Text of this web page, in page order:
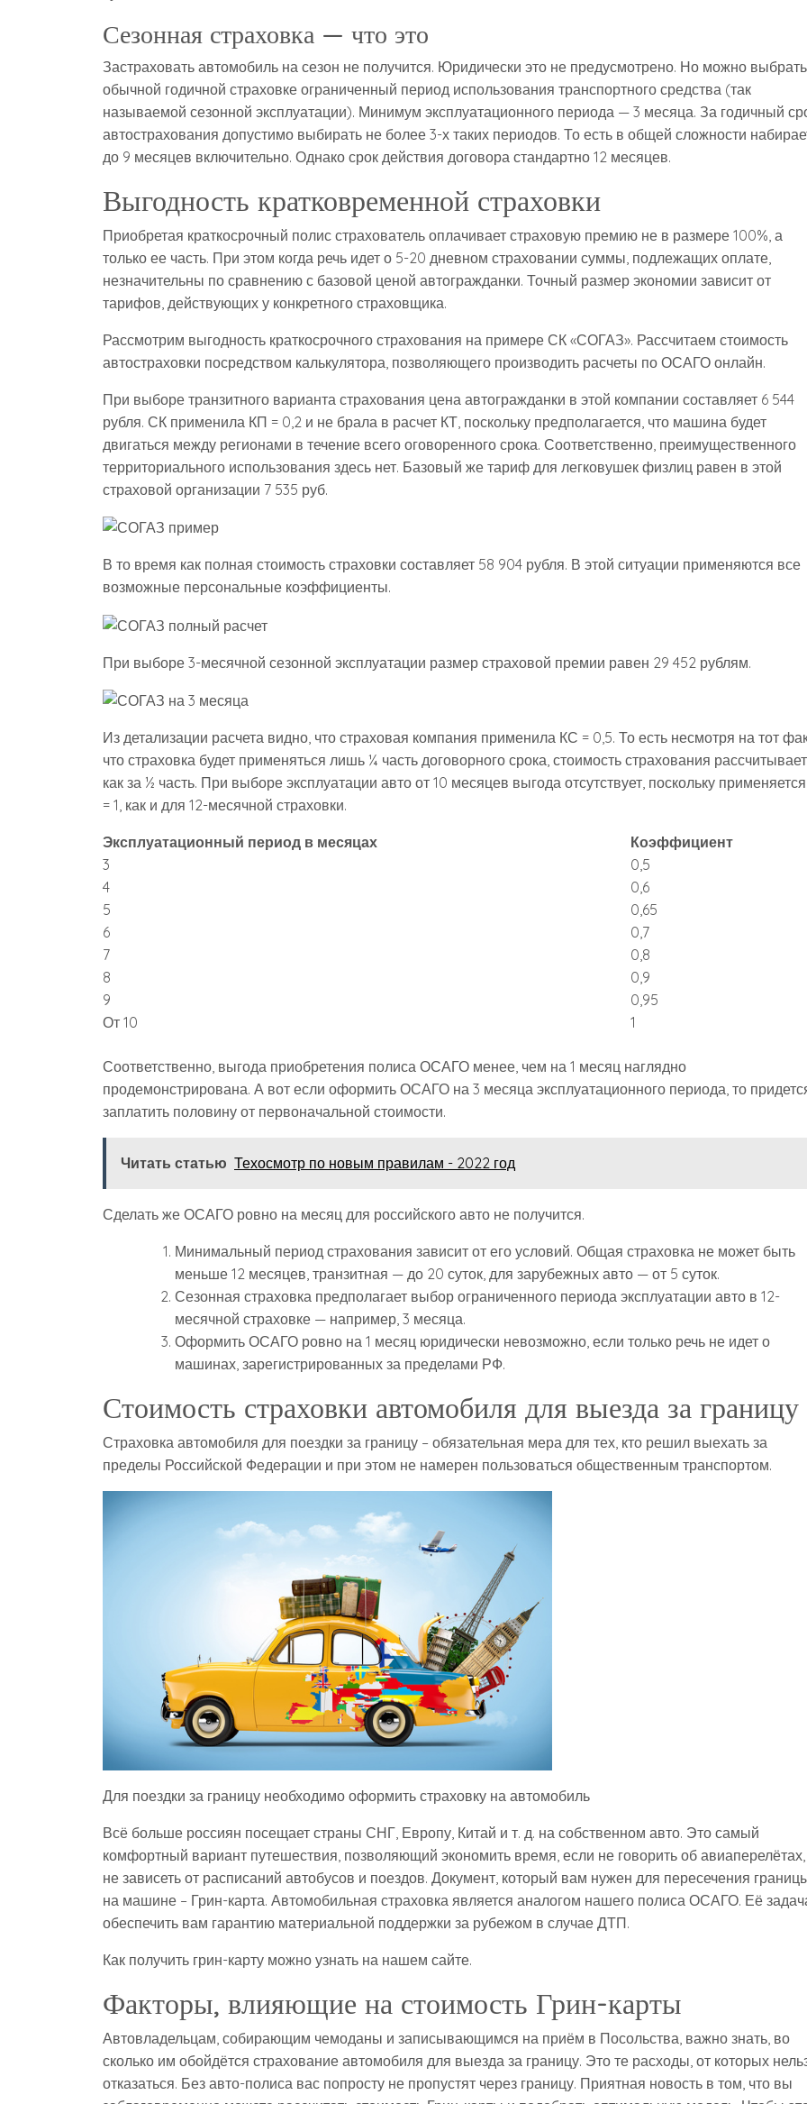
Сезонная страховка — что это
Застраховать автомобиль на сезон не получится. Юридически это не предусмотрено. Но можно
обычной годичной страховке ограниченный период использования транспортного средства (так
называемой сезонной эксплуатации). Минимум эксплуатационного периода — 3 месяца. За годичный
автострахования допустимо выбирать не более 3-х таких периодов. То есть в общей сложности
до 9 месяцев включительно. Однако срок действия договора стандартно 12 месяцев.
Выгодность кратковременной страховки
Приобретая краткосрочный полис страхователь оплачивает страховую премию не в размере 100%, а
только ее часть. При этом когда речь идет о 5-20 дневном страховании суммы, подлежащих оплате,
незначительны по сравнению с базовой ценой автогражданки. Точный размер экономии зависит от
тарифов, действующих у конкретного страховщика.
Рассмотрим выгодность краткосрочного страхования на примере СК «СОГАЗ». Рассчитаем стоимость
автостраховки посредством калькулятора, позволяющего производить расчеты по ОСАГО онлайн.
При выборе транзитного варианта страхования цена автогражданки в этой компании составляет 6 544
рубля. СК применила КП = 0,2 и не брала в расчет КТ, поскольку предполагается, что машина будет
двигаться между регионами в течение всего оговоренного срока. Соответственно, преимущественного
территориального использования здесь нет. Базовый же тариф для легковушек физлиц равен в этой
страховой организации 7 535 руб.
В то время как полная стоимость страховки составляет 58 904 рубля. В этой ситуации применяются все
возможные персональные коэффициенты.
При выборе 3-месячной сезонной эксплуатации размер страховой премии равен 29 452 рублям.
Из детализации расчета видно, что страховая компания применила КС = 0,5. То есть несмотря на тот
что страховка будет применяться лишь ¼ часть договорного срока, стоимость страхования
как за ½ часть. При выборе эксплуатации авто от 10 месяцев выгода отсутствует, поскольку
= 1, как и для 12-месячной страховки.
Эксплуатационный период в месяцах
Коэффициент
3
0,5
4
0,6
5
0,65
6
0,7
7
0,8
8
0,9
9
0,95
От 10
1
Соответственно, выгода приобретения полиса ОСАГО менее, чем на 1 месяц наглядно
продемонстрирована. А вот если оформить ОСАГО на 3 месяца эксплуатационного периода, то
заплатить половину от первоначальной стоимости.
Читать статью Техосмотр по новым правилам - 2022 год
Сделать же ОСАГО ровно на месяц для российского авто не получится.
Минимальный период страхования зависит от его условий. Общая страховка не может быть
меньше 12 месяцев, транзитная — до 20 суток, для зарубежных авто — от 5 суток.
Сезонная страховка предполагает выбор ограниченного периода эксплуатации авто в 12-
месячной страховке — например, 3 месяца.
Оформить ОСАГО ровно на 1 месяц юридически невозможно, если только речь не идет о
машинах, зарегистрированных за пределами РФ.
Стоимость страховки автомобиля для выезда за границу
Страховка автомобиля для поездки за границу – обязательная мера для тех, кто решил выехать за
пределы Российской Федерации и при этом не намерен пользоваться общественным транспортом.
Для поездки за границу необходимо оформить страховку на автомобиль
Всё больше россиян посещает страны СНГ, Европу, Китай и т. д. на собственном авто. Это самый
комфортный вариант путешествия, позволяющий экономить время, если не говорить об
не зависеть от расписаний автобусов и поездов. Документ, который вам нужен для пересечения
на машине – Грин-карта. Автомобильная страховка является аналогом нашего полиса ОСАГО. Её
обеспечить вам гарантию материальной поддержки за рубежом в случае ДТП.
Как получить грин-карту можно узнать на нашем сайте.
Факторы, влияющие на стоимость Грин-карты
Автовладельцам, собирающим чемоданы и записывающимся на приём в Посольства, важно знать, во
сколько им обойдётся страхование автомобиля для выезда за границу. Это те расходы, от которых
отказаться. Без авто-полиса вас попросту не пропустят через границу. Приятная новость в том, что вы